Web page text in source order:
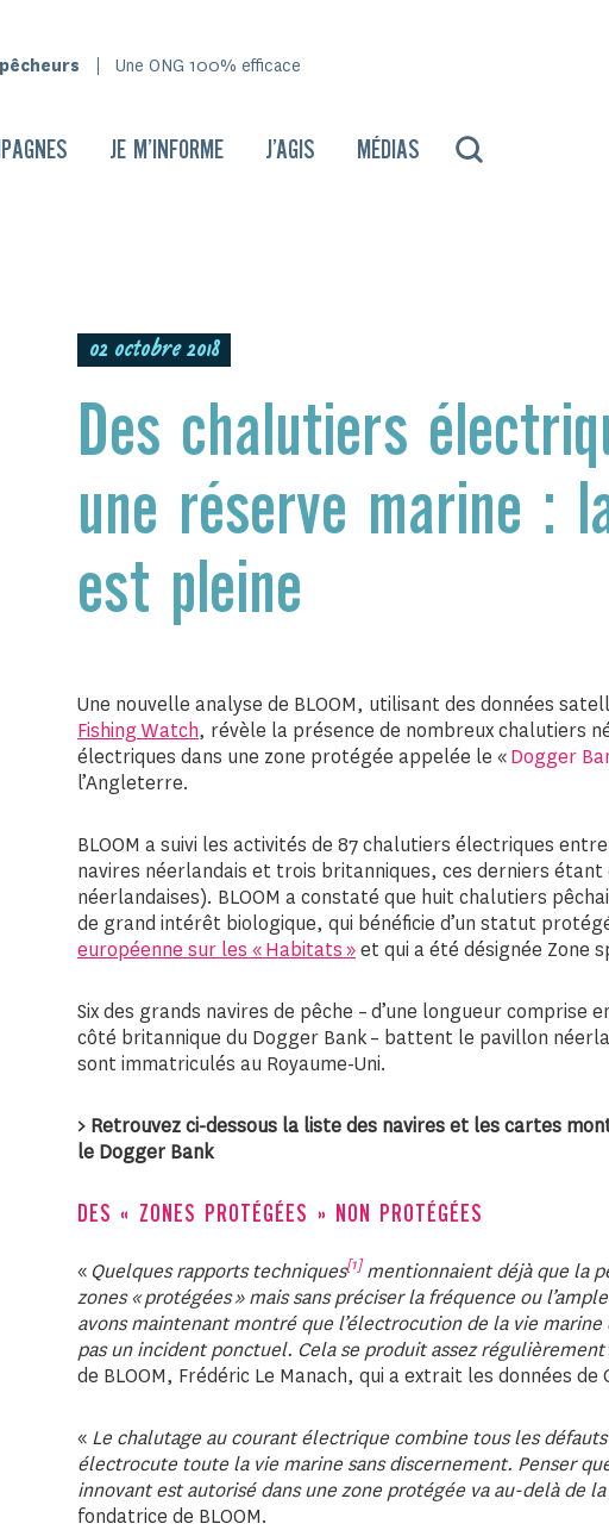
Une ONG 100% efficace
JE M’INFORME J’AGIS MÉDIAS
02 octobre 2018
Des chalutiers
une réserve marine :
est pleine
Une nouvelle analyse de BLOOM, utilisant des données
Fishing Watch, révèle la présence de nombreux chalutiers
électriques dans une zone protégée appelée le «Dogger
l’Angleterre.
BLOOM a suivi les activités de 87 chalutiers électriques
navires néerlandais et trois britanniques, ces derniers
néerlandaises). BLOOM a constaté que huit chalutiers
de grand intérêt biologique, qui bénéficie d’un statut
européenne sur les « Habitats »et qui a été désignée Zone
Six des grands navires de pêche – d’une longueur
côté britannique du Dogger Bank – battent le pavillon
sont immatriculés au Royaume-Uni.
> Retrouvez ci-dessous la liste des navires et les cartes
le Dogger Bank
DES « ZONES PROTÉGÉES » NON PROTÉGÉES
« Quelques rapports techniques[1]mentionnaient déjà que la
zones « protégées » mais sans préciser la fréquence ou
avons maintenant montré que l’électrocution de la vie marine
pas un incident ponctuel. Cela se produit assez régulièrement
de BLOOM, Frédéric Le Manach, qui a extrait les données de
« Le chalutage au courant électrique combine tous les
électrocute toute la vie marine sans discernement. Penser
innovant est autorisé dans une zone protégée va au-delà de
fondatrice de BLOOM.